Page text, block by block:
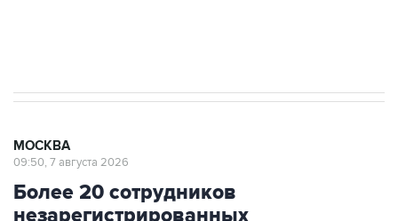
МОСКВА
09:50, 7 августа 2026
Более 20 сотрудников
незарегистрированных